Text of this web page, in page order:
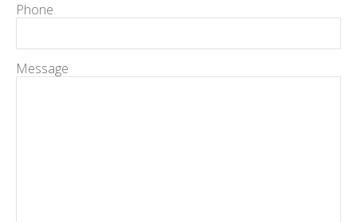
Phone
Message